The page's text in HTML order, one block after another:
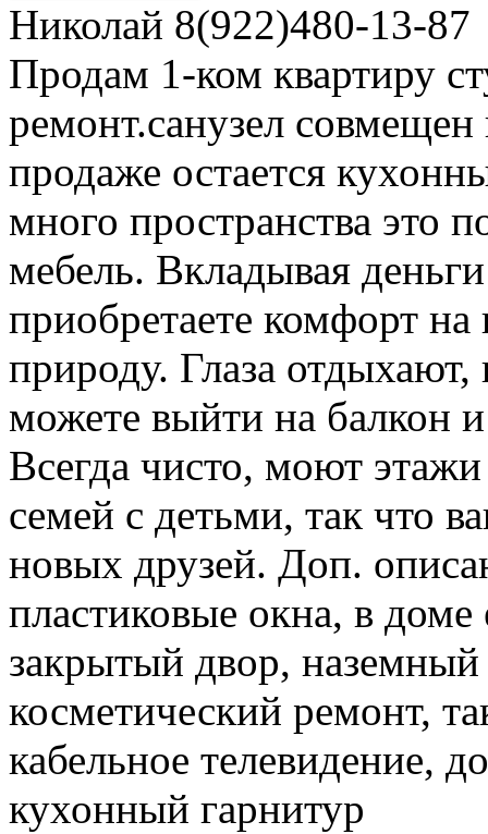
Николай 8(922)480-13-87
Продам 1-ком квартиру
ремонт.санузел
продаже остается
много пространства это
мебель. Вкладывая
приобретаете комфорт
природу. Глаза
можете выйти на балкон
Всегда чисто, моют
семей с детьми, так что
новых друзей. Доп.
пластиковые окна, в доме
закрытый двор, наземный
косметический ремонт,
кабельное телевидение,
кухонный гарнитур